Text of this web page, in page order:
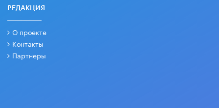
РЕДАКЦИЯ
О проекте
Контакты
Партнеры